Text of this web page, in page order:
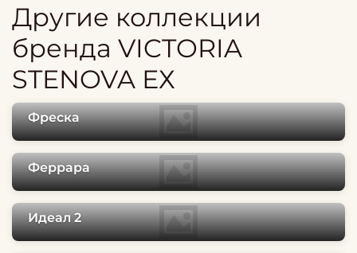
Другие коллекции
бренда VICTORIA
STENOVA ЕХ
Фреска
Феррара
Идеал 2